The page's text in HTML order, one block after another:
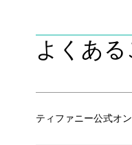
よくあ
ティファニー公式オ